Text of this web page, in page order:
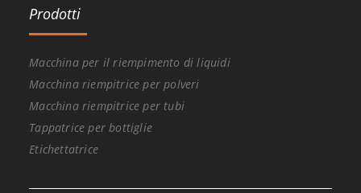
Prodotti
Macchina per il riempimento di liquidi
Macchina riempitrice per polveri
Macchina riempitrice per tubi
Tappatrice per bottiglie
Etichettatrice